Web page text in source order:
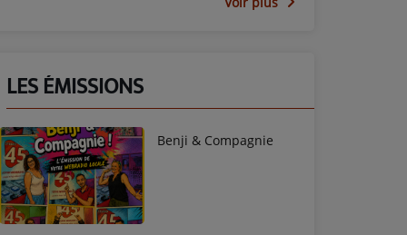
LES ÉMISSIONS
Benji & Compagnie